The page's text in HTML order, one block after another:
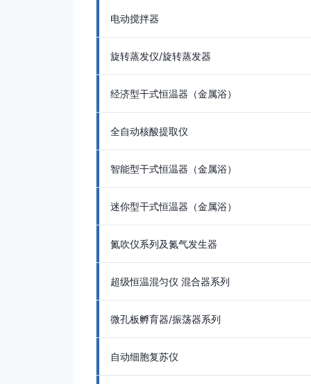
电动搅拌器
旋转蒸发仪/旋转蒸发器
经济型干式恒温器（金属浴）
全自动核酸提取仪
智能型干式恒温器（金属浴）
迷你型干式恒温器（金属浴）
氮吹仪系列及氮气发生器
超级恒温混匀仪 混合器系列
微孔板孵育器/振荡器系列
自动细胞复苏仪